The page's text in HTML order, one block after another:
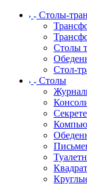
Столы-
Столы
Стол-
Столы